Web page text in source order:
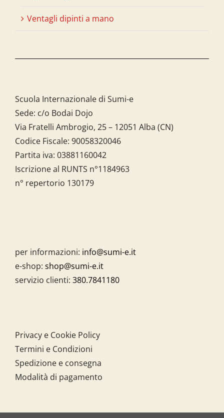
Ventagli dipinti a mano
Scuola Internazionale di Sumi-e
Sede: c/o Bodai Dojo
Via Fratelli Ambrogio, 25 – 12051 Alba (CN)
Codice Fiscale: 90058320046
Partita iva: 03881160042
Iscrizione al RUNTS n°1184963
n° repertorio 130179
per informazioni: info@sumi-e.it
e-shop: shop@sumi-e.it
servizio clienti: 380.7841180
Privacy e Cookie Policy
Termini e Condizioni
Spedizione e consegna
Modalità di pagamento